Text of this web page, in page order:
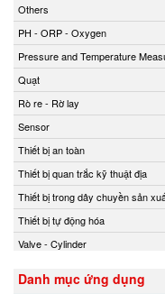
Others
PH - ORP - Oxygen
Pressure and Temperature
Quạt
Rò re - Rờ lay
Sensor
Thiết bị an toàn
Thiết bị quan trắc kỹ thuật địa
Thiết bị trong dây chuyền sản
Thiết bị tự động hóa
Valve - Cylinder
Danh mục ứng dụng